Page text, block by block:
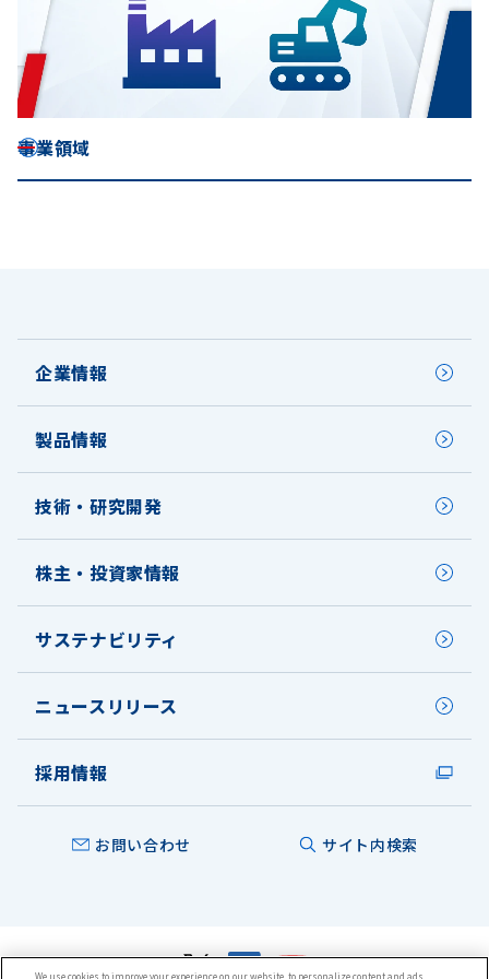
事業領域
企業情報
製品情報
技術・研究開発
株主・投資家情報
サステナビリティ
ニュースリリース
採用情報
お問い合わせ サイト内検索
We use cookies to improve your experience on our website, to personalize content and ads,